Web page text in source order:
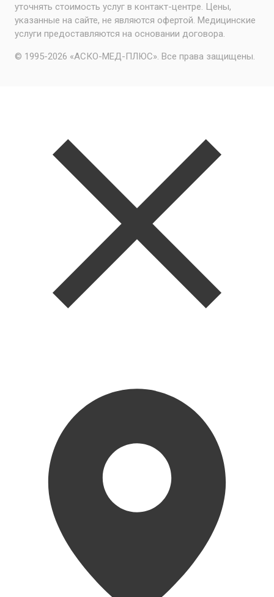
уточнять стоимость услуг в контакт-центре. Цены,
указанные на сайте, не являются офертой. Медицинские
услуги предоставляются на основании договора.
© 1995-2026 «АСКО-МЕД-ПЛЮС». Все права защищены.